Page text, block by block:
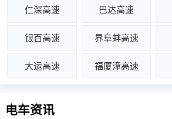
仁深高速 巴达高速
银百高速 界阜蚌高速
大运高速 福厦漳高速
电车资讯